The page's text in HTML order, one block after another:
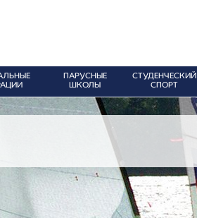
ПАРУСНЫЕ
ШКОЛЫ
СТУДЕНЧЕСКИЙ
СПОРТ